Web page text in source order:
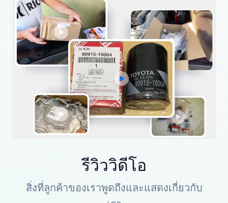
รีวิววิดีโอ
สิ่งที่ลูกค้าของเราพูดถึงและแสดงเกี่ยวกับ